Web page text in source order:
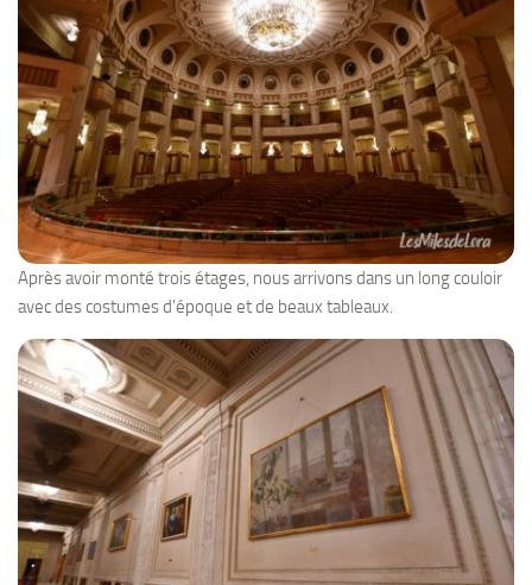
Après avoir monté trois étages, nous arrivons dans un long couloir
avec des costumes d’époque et de beaux tableaux.